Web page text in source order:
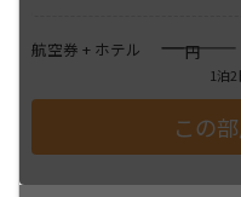
航空券 + ホテル ――――円
1泊